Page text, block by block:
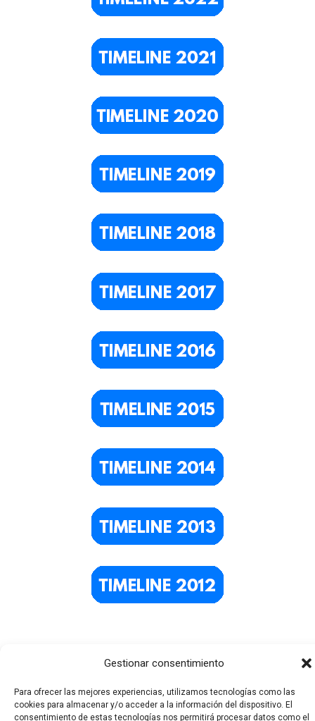
Gestionar consentimiento
Para ofrecer las mejores experiencias, utilizamos tecnologías como las
cookies para almacenar y/o acceder a la información del dispositivo. El
consentimiento de estas tecnologías nos permitirá procesar datos como el